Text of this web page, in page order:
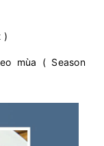
)
mùa ( Season